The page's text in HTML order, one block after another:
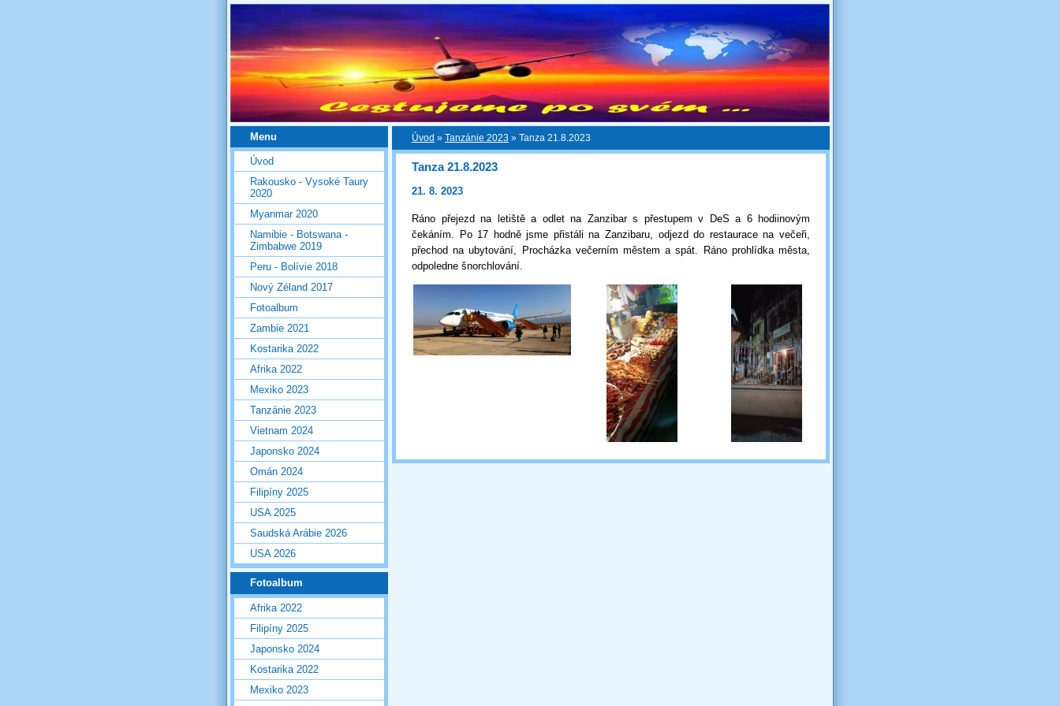
Úvod » Tanzánie 2023 » Tanza 21.8.2023
Tanza 21.8.2023
21. 8. 2023
Ráno přejezd na letiště a odlet na Zanzibar s přestupem v DeS a 6 hodiinovým
čekáním. Po 17 hodně jsme přistáli na Zanzibaru, odjezd do restaurace na večeři,
přechod na ubytování, Procházka večerním městem a spát. Ráno prohlídka města,
odpoledne šnorchlování.
Menu
Úvod
Rakousko - Vysoké Taury
2020
Myanmar 2020
Namibie - Botswana -
Zimbabwe 2019
Peru - Bolívie 2018
Nový Zéland 2017
Fotoalbum
Zambie 2021
Kostarika 2022
Afrika 2022
Mexiko 2023
Tanzánie 2023
Vietnam 2024
Japonsko 2024
Omán 2024
Filipíny 2025
USA 2025
Saudská Arábie 2026
USA 2026
Fotoalbum
Afrika 2022
Filipíny 2025
Japonsko 2024
Kostarika 2022
Mexiko 2023